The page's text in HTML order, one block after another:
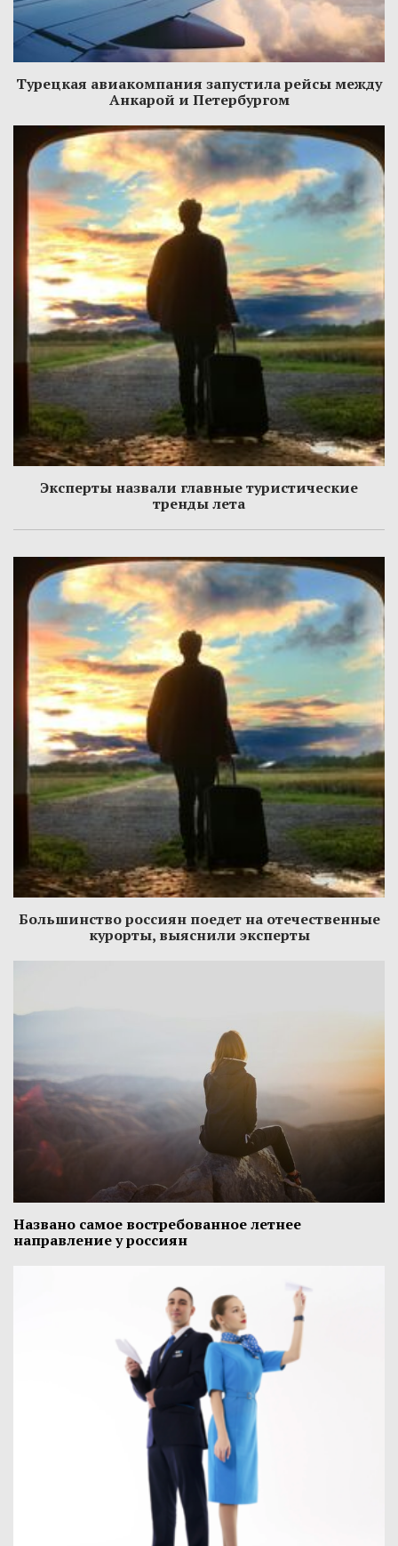
Турецкая авиакомпания запустила рейсы между
Анкарой и Петербургом
Эксперты назвали главные туристические
тренды лета
Большинство россиян поедет на отечественные
курорты, выяснили эксперты
Названо самое востребованное летнее
направление у россиян